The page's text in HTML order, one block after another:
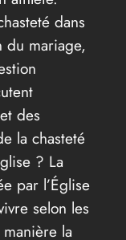
dans
du mariage,
des
la chasteté
? La
par l’Église
selon les
la